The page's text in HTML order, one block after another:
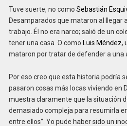
Tuve suerte, no como Sebastián
Desamparados que mataron al llegar
trabajo. Él no era narco; salió de un
tener una casa. O como Luis Méndez,
mataron por tratar de defender a una
Por eso creo que esta historia podría
pasaron cosas más locas viviendo en
muestra claramente que la situación
demasiado compleja para resumirla
entre ellos”. Yo pude haber sido un